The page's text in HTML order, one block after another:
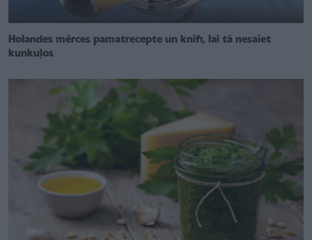
Holandes mērces pamatrecepte un knifi, lai tā nesaiet
kunkuļos